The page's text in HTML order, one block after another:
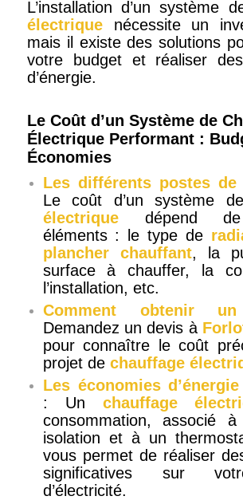
L’installation d’un système
électriquenécessite un
mais il existe des solutions
votre budget et réaliser
d’énergie.
Le Coût d’un Système de
Électrique Performant :
Économies
Les différents postes de
Le coût d’un système
électriquedépend de
éléments : le type de
plancher chauffant, la
surface à chauffer, la
l’installation, etc.
Comment obtenir
Demandez un devis à
pour connaître le coût
projet de chauffage
Les économies
: Un chauffage
consommation, associé
isolation et à un
vous permet de réaliser
significatives sur
d’électricité.